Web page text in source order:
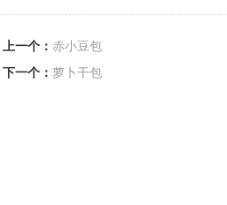
上一个：赤小豆包
下一个：萝卜干包